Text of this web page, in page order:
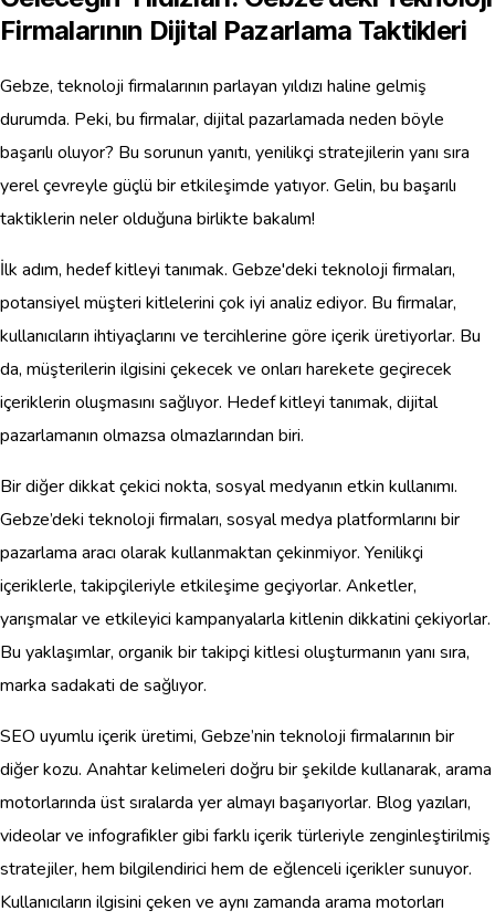
Firmalarının Dijital Pazarlama Taktikleri
Gebze, teknoloji firmalarının parlayan yıldızı haline gelmiş
durumda. Peki, bu firmalar, dijital pazarlamada neden böyle
başarılı oluyor? Bu sorunun yanıtı, yenilikçi stratejilerin yanı sıra
yerel çevreyle güçlü bir etkileşimde yatıyor. Gelin, bu başarılı
taktiklerin neler olduğuna birlikte bakalım!
İlk adım, hedef kitleyi tanımak. Gebze'deki teknoloji firmaları,
potansiyel müşteri kitlelerini çok iyi analiz ediyor. Bu firmalar,
kullanıcıların ihtiyaçlarını ve tercihlerine göre içerik üretiyorlar. Bu
da, müşterilerin ilgisini çekecek ve onları harekete geçirecek
içeriklerin oluşmasını sağlıyor. Hedef kitleyi tanımak, dijital
pazarlamanın olmazsa olmazlarından biri.
Bir diğer dikkat çekici nokta, sosyal medyanın etkin kullanımı.
Gebze’deki teknoloji firmaları, sosyal medya platformlarını bir
pazarlama aracı olarak kullanmaktan çekinmiyor. Yenilikçi
içeriklerle, takipçileriyle etkileşime geçiyorlar. Anketler,
yarışmalar ve etkileyici kampanyalarla kitlenin dikkatini çekiyorlar.
Bu yaklaşımlar, organik bir takipçi kitlesi oluşturmanın yanı sıra,
marka sadakati de sağlıyor.
SEO uyumlu içerik üretimi, Gebze’nin teknoloji firmalarının bir
diğer kozu. Anahtar kelimeleri doğru bir şekilde kullanarak, arama
motorlarında üst sıralarda yer almayı başarıyorlar. Blog yazıları,
videolar ve infografikler gibi farklı içerik türleriyle zenginleştirilmiş
stratejiler, hem bilgilendirici hem de eğlenceli içerikler sunuyor.
Kullanıcıların ilgisini çeken ve aynı zamanda arama motorları